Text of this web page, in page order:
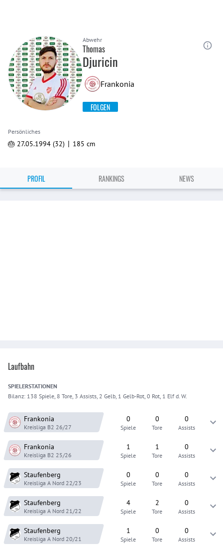
Abwehr
Thomas
Djuricin
Frankonia
FOLGEN
Persönliches
🎂 27.05.1994 (32) | 185 cm
PROFIL RANKINGS NEWS
Laufbahn
SPIELERSTATIONEN
Bilanz: 138 Spiele, 8 Tore, 3 Assists, 2 Gelb, 1 Gelb-Rot, 0 Rot, 1 Elf d. W.
Frankonia
Kreisliga B2 26/27
0
Spiele
0
Tore
0
Assists
Frankonia
Kreisliga B2 25/26
1
Spiele
1
Tore
0
Assists
Staufenberg
Kreisliga A Nord 22/23
0
Spiele
0
Tore
0
Assists
Staufenberg
Kreisliga A Nord 21/22
4
Spiele
2
Tore
0
Assists
Staufenberg
Kreisliga A Nord 20/21
1
Spiele
0
Tore
0
Assists